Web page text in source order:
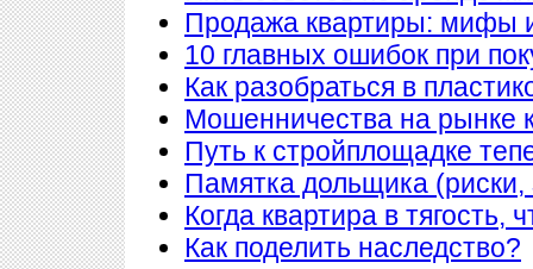
Продажа квартиры: мифы
10 главных ошибок при
Как разобраться в
Мошенничества на рынке
Путь к стройплощадке
Памятка дольщика (риски,
Когда квартира в тягость,
Как поделить наследство?